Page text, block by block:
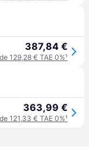
387,84 €
129,28 € TAE 0%¹
363,99 €
121,33 € TAE 0%¹